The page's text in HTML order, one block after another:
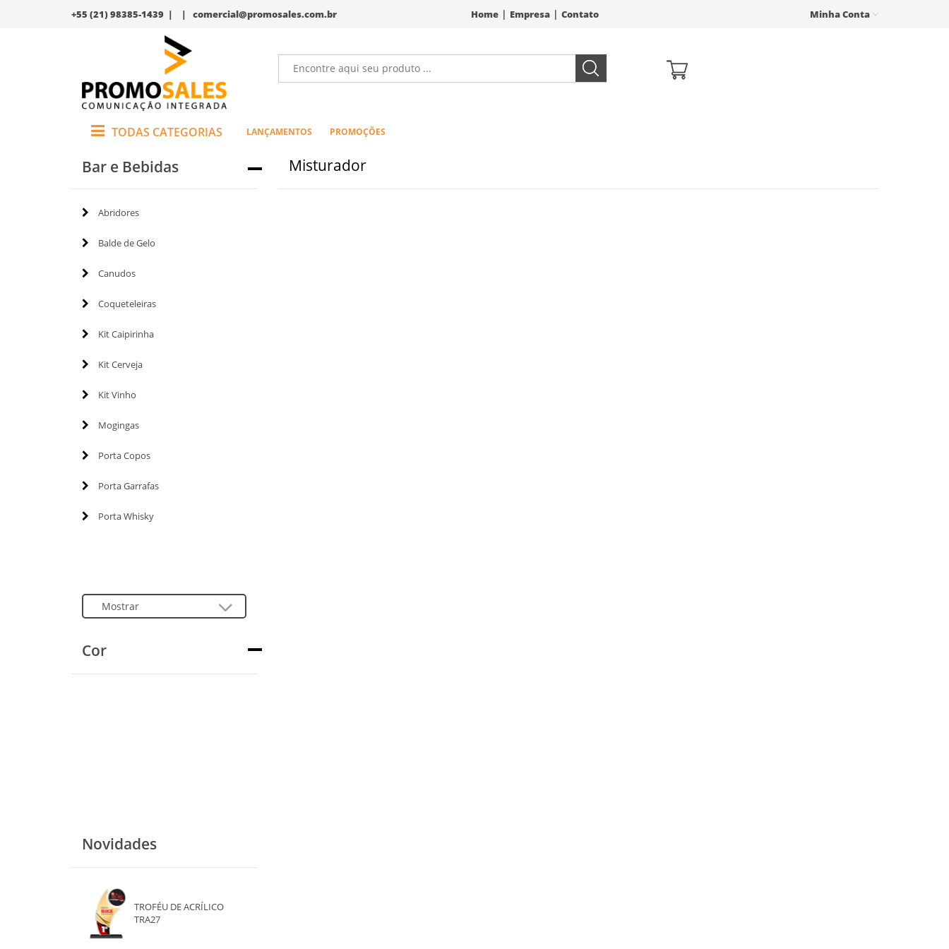
+55 (21) 98385-1439 | | comercial@promosales.com.br Home| Empresa| Contato Minha Conta
TODAS CATEGORIAS LANÇAMENTOS PROMOÇÕES
Bar e Bebidas
Abridores
Balde de Gelo
Canudos
Coqueteleiras
Kit Caipirinha
Kit Cerveja
Kit Vinho
Mogingas
Porta Copos
Porta Garrafas
Porta Whisky
Cor
Novidades
TROFÉU DE ACRÍLICO
TRA27
Misturador